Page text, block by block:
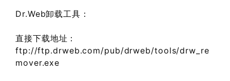
Dr.Web卸载工具：
直接下载地址：
ftp://ftp.drweb.com/pub/drweb/tools/drw_re
mover.exe